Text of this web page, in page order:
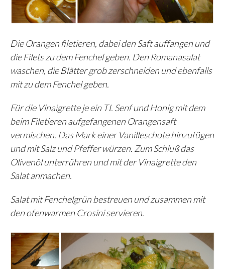
Die Orangen filetieren, dabei den Saft auffangen und
die Filets zu dem Fenchel geben. Den Romanasalat
waschen, die Blätter grob zerschneiden und ebenfalls
mit zu dem Fenchel geben.
Für die Vinaigrette je ein TL Senf und Honig mit dem
beim Filetieren aufgefangenen Orangensaft
vermischen. Das Mark einer Vanilleschote hinzufügen
und mit Salz und Pfeffer würzen. Zum Schluß das
Olivenöl unterrühren und mit der Vinaigrette den
Salat anmachen.
Salat mit Fenchelgrün bestreuen und zusammen mit
den ofenwarmen Crosini servieren.